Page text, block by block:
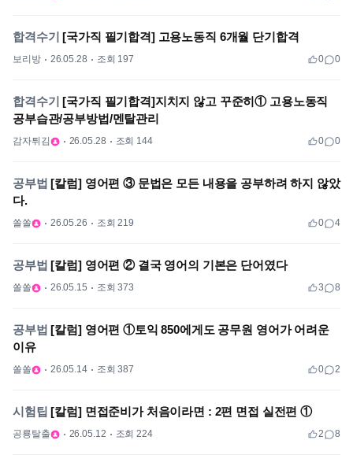
합격수기 [국가직 필기합격] 고용노동직 6개월 단기합격
보리방 26.05.28 조회 197 0 0
합격수기 [국가직 필기합격]지치지 않고 꾸준히① 고용노동직
공부습관/공부방법/멘탈관리
감자튀김 26.05.28 조회 144 0 0
공부법 [칼럼] 영어편 ③ 문법은 모든 내용을 공부하려 하지 않았
다.
쏠쏠 26.05.26 조회 219 0 4
공부법 [칼럼] 영어편 ② 결국 영어의 기본은 단어였다
쏠쏠 26.05.15 조회 373 3 8
공부법 [칼럼] 영어편 ①토익 850에게도 공무원 영어가 어려운
이유
쏠쏠 26.05.14 조회 387 0 2
시험팁 [칼럼] 면접준비가 처음이라면 : 2편 면접 실전편 ①
공룡탈출 26.05.12 조회 224 2 8